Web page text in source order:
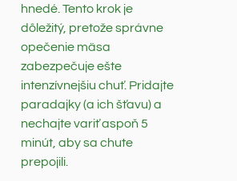
hnedé. Tento krok je
dôležitý, pretože správne
opečenie mäsa
zabezpečuje ešte
intenzívnejšiu chuť. Pridajte
paradajky (a ich šťavu) a
nechajte variť aspoň 5
minút, aby sa chute
prepojili.